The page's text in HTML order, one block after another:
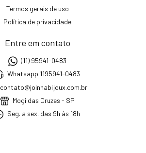
Termos gerais de uso
Política de privacidade
Entre em contato
(11) 95941-0483
Whatsapp 1195941-0483
contato@joinhabijoux.com.br
Mogi das Cruzes - SP
Seg. a sex. das 9h às 18h